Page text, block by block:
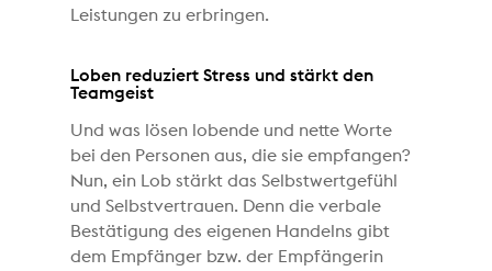
Leistungen zu erbringen.
Loben reduziert Stress und stärkt den
Teamgeist
Und was lösen lobende und nette Worte
bei den Personen aus, die sie empfangen?
Nun, ein Lob stärkt das Selbstwertgefühl
und Selbstvertrauen. Denn die verbale
Bestätigung des eigenen Handelns gibt
dem Empfänger bzw. der Empfängerin